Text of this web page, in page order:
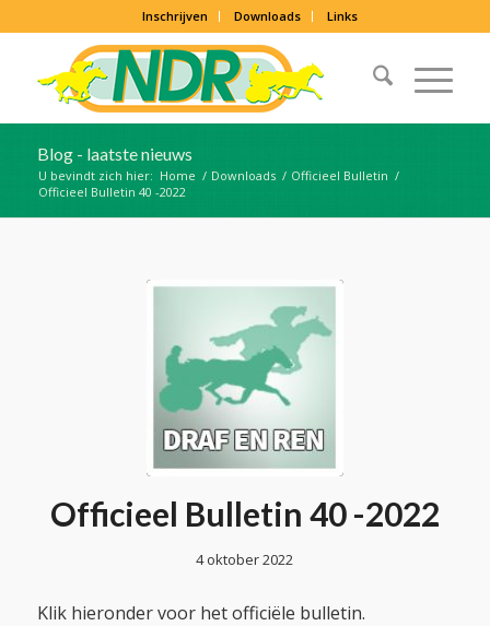
Inschrijven Downloads Links
Blog - laatste nieuws
U bevindt zich hier: Home / Downloads / Officieel Bulletin /
Officieel Bulletin 40 -2022
Officieel Bulletin 40 -2022
4 oktober 2022
Klik hieronder voor het officiële bulletin.